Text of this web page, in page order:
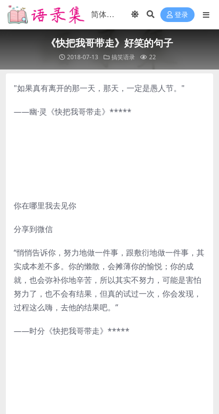
登录
《快把我哥带走》好笑的句子
2018-07-13 搞笑语录 22
"如果真有离开的那一天，那天，一定是愚人节。"
——幽·灵《快把我哥带走》*****
你在哪里我去见你
分享到微信
“悄悄告诉你，努力地做一件事，跟敷衍地做一件事，其
实成本差不多。你的懒散，会摊薄你的愉悦；你的成
就，也会弥补你地辛苦，所以其实不努力，可能是害怕
努力了，也不会有结果，但真的试过一次，你会发现，
过程这么嗨，去他的结果吧。”
——时分《快把我哥带走》*****